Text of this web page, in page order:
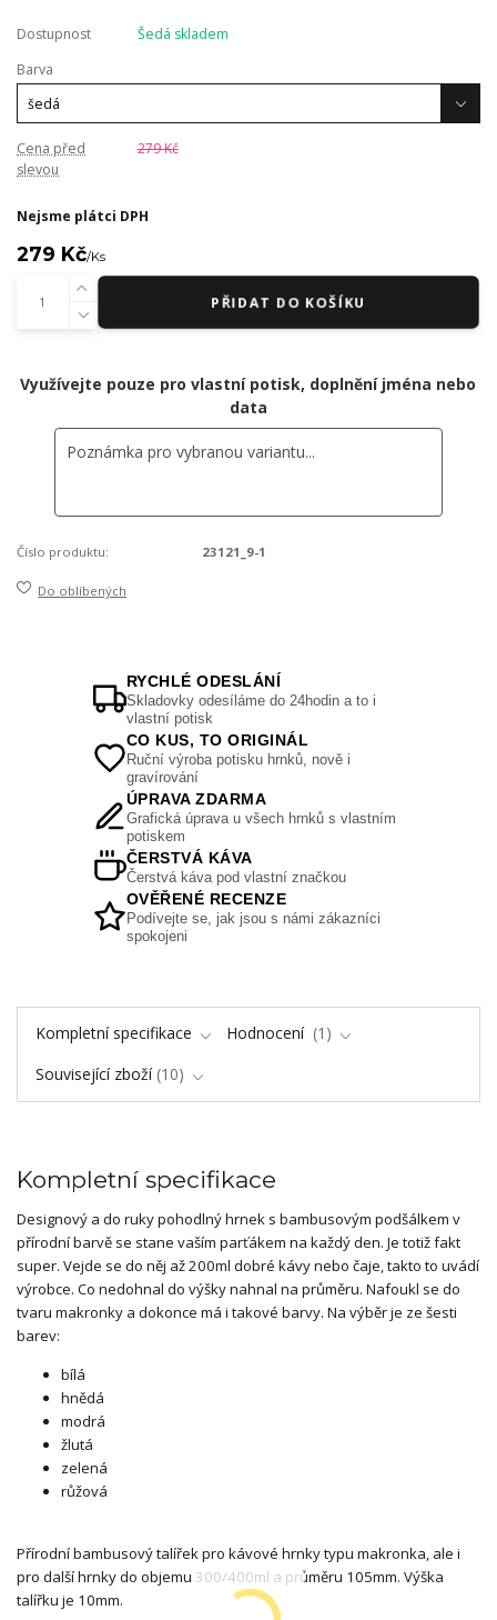
Dostupnost
Šedá skladem
Barva
Cena před
slevou
279 Kč
Nejsme plátci DPH
279 Kč/Ks
PŘIDAT DO KOŠÍKU
Využívejte pouze pro vlastní potisk, doplnění jména nebo
data
Číslo produktu: 23121_9-1
Do oblíbených
RYCHLÉ ODESLÁNÍ
Skladovky odesíláme do 24hodin a to i
vlastní potisk
CO KUS, TO ORIGINÁL
Ruční výroba potisku hrnků, nově i
gravírování
ÚPRAVA ZDARMA
Grafická úprava u všech hrnků s vlastním
potiskem
ČERSTVÁ KÁVA
Čerstvá káva pod vlastní značkou
OVĚŘENÉ RECENZE
Podívejte se, jak jsou s námi zákazníci
spokojeni
Kompletní specifikace Hodnocení
1
Související zboží 10
Kompletní specifikace
Designový a do ruky pohodlný hrnek s bambusovým podšálkem v
přírodní barvě se stane vaším parťákem na každý den. Je totiž fakt
super. Vejde se do něj až 200ml dobré kávy nebo čaje, takto to uvádí
výrobce. Co nedohnal do výšky nahnal na průměru. Nafoukl se do
tvaru makronky a dokonce má i takové barvy. Na výběr je ze šesti
barev:
bílá
hnědá
modrá
žlutá
zelená
růžová
Přírodní bambusový talířek pro kávové hrnky typu makronka, ale i
pro další hrnky do objemu 300/400ml a průměru 105mm. Výška
talířku je 10mm.